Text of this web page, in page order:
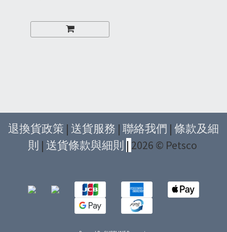
退換貨政策 | 送貨服務 | 聯絡我們 | 條款及細
則 | 送貨條款與細則 | 2026 © Petsco